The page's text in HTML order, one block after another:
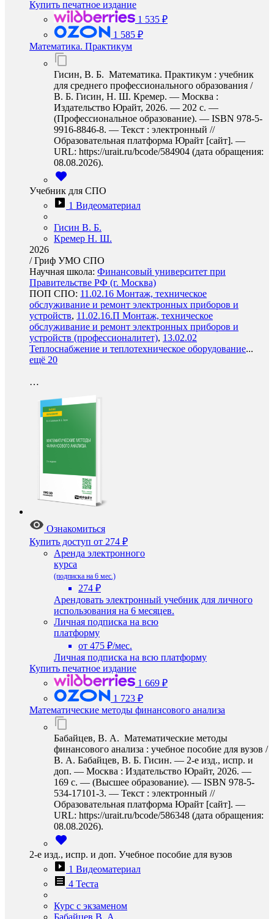
Купить печатное издание
1 535 ₽
1 585 ₽
Математика. Практикум
Гисин, В. Б. Математика. Практикум : учебник
для среднего профессионального образования /
В. Б. Гисин, Н. Ш. Кремер. — Москва :
Издательство Юрайт, 2026. — 202 с. —
(Профессиональное образование). — ISBN 978-5-
9916-8846-8. — Текст : электронный //
Образовательная платформа Юрайт [сайт]. —
URL: https://urait.ru/bcode/584904 (дата обращения:
08.08.2026).
Учебник для СПО
1 Видеоматериал
Гисин В. Б.
Кремер Н. Ш.
2026
/Гриф УМО СПО
Научная школа: Финансовый университет при
Правительстве РФ (г. Москва)
ПОП СПО: 11.02.16 Монтаж, техническое
обслуживание и ремонт электронных приборов и
устройств, 11.02.16.П Монтаж, техническое
обслуживание и ремонт электронных приборов и
устройств (профессионалитет), 13.02.02
Теплоснабжение и теплотехническое оборудование...
ещё 20
…
Ознакомиться
Купить доступ от 274 ₽
Аренда электронного
курса
(подписка на 6 мес.)
274 ₽
Арендовать электронный учебник для личного
использования на 6 месяцев.
Личная подписка на всю
платформу
от 475 ₽/мес.
Личная подписка на всю платформу
Купить печатное издание
1 669 ₽
1 723 ₽
Математические методы финансового анализа
Бабайцев, В. А. Математические методы
финансового анализа : учебное пособие для вузов /
В. А. Бабайцев, В. Б. Гисин. — 2-е изд., испр. и
доп. — Москва : Издательство Юрайт, 2026. —
169 с. — (Высшее образование). — ISBN 978-5-
534-17101-3. — Текст : электронный //
Образовательная платформа Юрайт [сайт]. —
URL: https://urait.ru/bcode/586348 (дата обращения:
08.08.2026).
2-е изд., испр. и доп. Учебное пособие для вузов
1 Видеоматериал
4 Теста
Курс с экзаменом
Бабайцев В. А.